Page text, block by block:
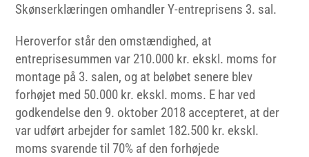
Skønserklæringen omhandler Y-entreprisens 3. sal.
Heroverfor står den omstændighed, at
entreprisesummen var 210.000 kr. ekskl. moms for
montage på 3. salen, og at beløbet senere blev
forhøjet med 50.000 kr. ekskl. moms. E har ved
godkendelse den 9. oktober 2018 accepteret, at der
var udført arbejder for samlet 182.500 kr. ekskl.
moms svarende til 70% af den forhøjede